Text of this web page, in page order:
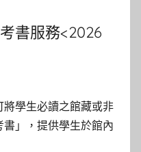
書服務<2026
學生必讀之館藏或非
」，提供學生於館內